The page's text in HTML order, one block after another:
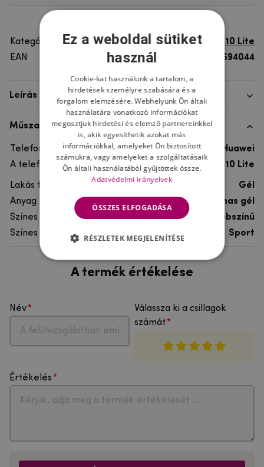
Kategória
Huawei P10 Lite
EAN
8596579694044
Leírás
Műszaki adatok
Telefon márka
Huawei
A telefonmodellhez
Huawei P10 Lite
Lakás típusa
Gél
Anyag
rugalmas gél
Színes
többszínű
Színes motívum
Sport
A termék értékelése
Név
Válassza ki a csillagok
számát
Értékelés
Ez a weboldal sütiket
használ
Cookie-kat használunk a tartalom, a
hirdetések személyre szabására és a
forgalom elemzésére. Webhelyünk Ön általi
használatára vonatkozó információkat
megosztjuk hirdetési és elemző partnereinkkel
is, akik egyesíthetik azokat más
információkkal, amelyeket Ön biztosított
számukra, vagy amelyeket a szolgáltatásaik
Ön általi használatából gyűjtöttek össze.
Adatvédelmi irányelvek
ÖSSZES ELFOGADÁSA
RÉSZLETEK MEGJELENÍTÉSE